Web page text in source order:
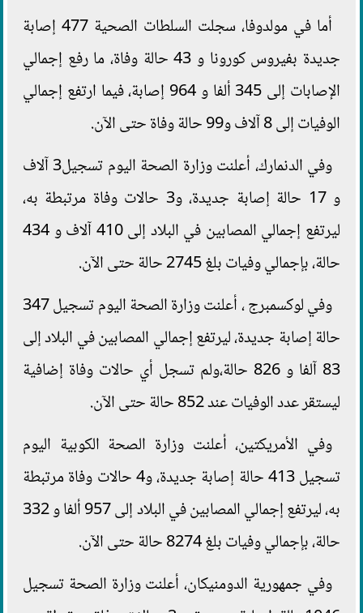
أما في مولدوفا، سجلت السلطات الصحية 477 إصابة
جديدة بفيروس كورونا و 43 حالة وفاة، ما رفع إجمالي
الإصابات إلى 345 ألفا و 964 إصابة، فيما ارتفع إجمالي
الوفيات إلى 8 آلاف و99 حالة وفاة حتى الآن.
وفي الدنمارك، أعلنت وزارة الصحة اليوم تسجيل3 آلاف
و 17 حالة إصابة جديدة، و3 حالات وفاة مرتبطة به،
ليرتفع إجمالي المصابين في البلاد إلى 410 آلاف و 434
حالة، بإجمالي وفيات بلغ 2745 حالة حتى الآن.
وفي لوكسمبرج ، أعلنت وزارة الصحة اليوم تسجيل 347
حالة إصابة جديدة، ليرتفع إجمالي المصابين في البلاد إلى
83 آلفا و 826 حالة،ولم تسجل أي حالات وفاة إضافية
ليستقر عدد الوفيات عند 852 حالة حتى الآن.
وفي الأمريكتين، أعلنت وزارة الصحة الكوبية اليوم
تسجيل 413 حالة إصابة جديدة، و4 حالات وفاة مرتبطة
به، ليرتفع إجمالي المصابين في البلاد إلى 957 ألفا و 332
حالة، بإجمالي وفيات بلغ 8274 حالة حتى الآن.
وفي جمهورية الدومنيكان، أعلنت وزارة الصحة تسجيل